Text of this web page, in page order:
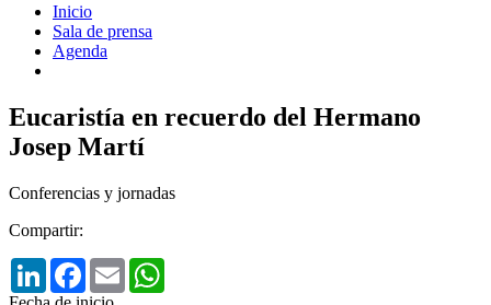
Inicio
Sala de prensa
Agenda
Eucaristía en recuerdo del Hermano
Josep Martí
Conferencias y jornadas
Compartir:
LinkedInFacebook
Email